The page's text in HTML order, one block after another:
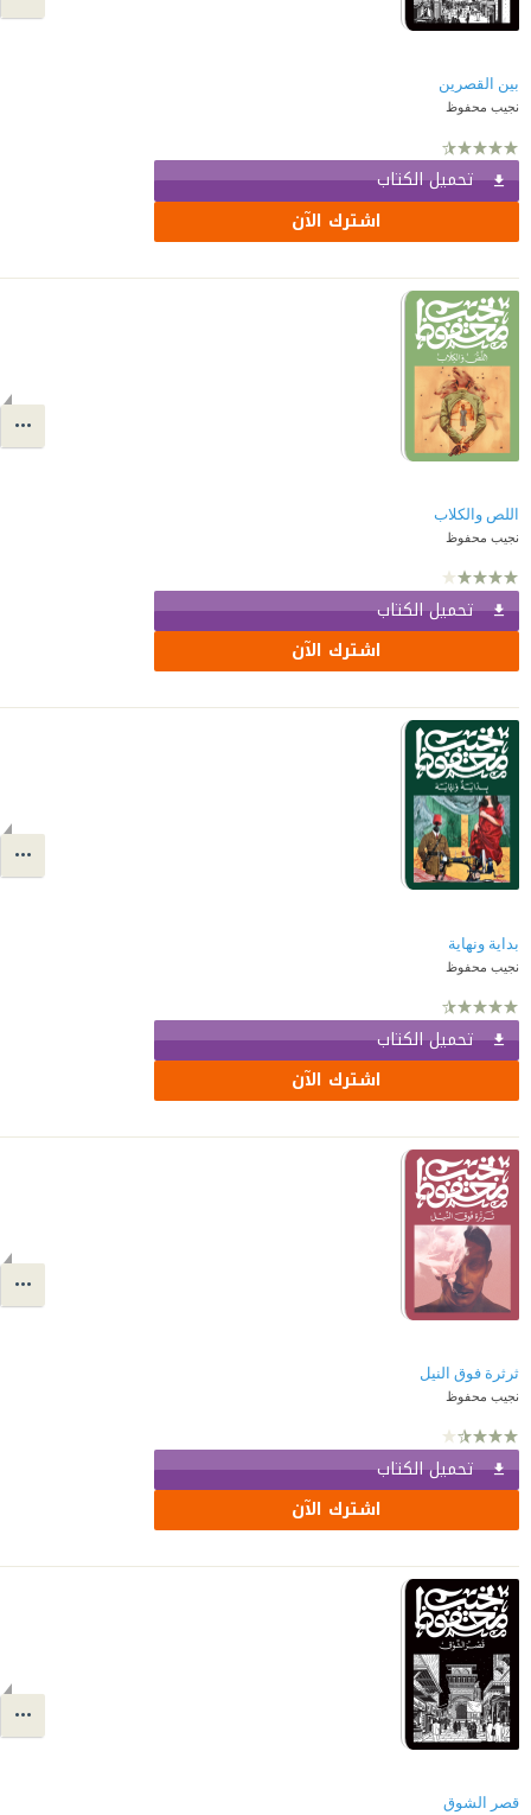
بين القصرين
نجيب محفوظ
تحميل الكتاب
اشترك الآن
اللص والكلاب
نجيب محفوظ
تحميل الكتاب
اشترك الآن
بداية ونهاية
نجيب محفوظ
تحميل الكتاب
اشترك الآن
ثرثرة فوق النيل
نجيب محفوظ
تحميل الكتاب
اشترك الآن
قصر الشوق